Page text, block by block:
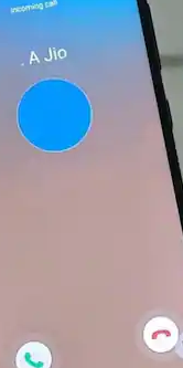
करना आसान है।
वाली कॉल्स को
कारण से कई बार
आने वाली इनकमिंग